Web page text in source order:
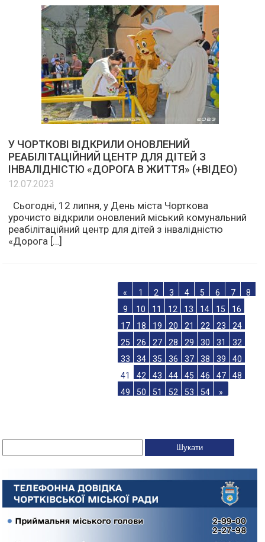
У ЧОРТКОВІ ВІДКРИЛИ ОНОВЛЕНИЙ
РЕАБІЛІТАЦІЙНИЙ ЦЕНТР ДЛЯ ДІТЕЙ З
ІНВАЛІДНІСТЮ «ДОРОГА В ЖИТТЯ» (+ВІДЕО)
12.07.2023
Сьогодні, 12 липня, у День міста Чорткова
урочисто відкрили оновлений міський комунальний
реабілітаційний центр для дітей з інвалідністю
«Дорога […]
« 1 2 3 4 5 6 7
8
9
10 11 12 13 14 15
16
17
18 19 20 21 22 23
24
25
26 27 28 29 30 31
32
33
34 35 36 37 38 39
40
41
42 43 44 45 46 47
48
49
50 51 52 53 54 »